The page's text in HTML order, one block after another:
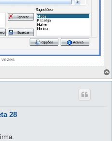
vezes
28